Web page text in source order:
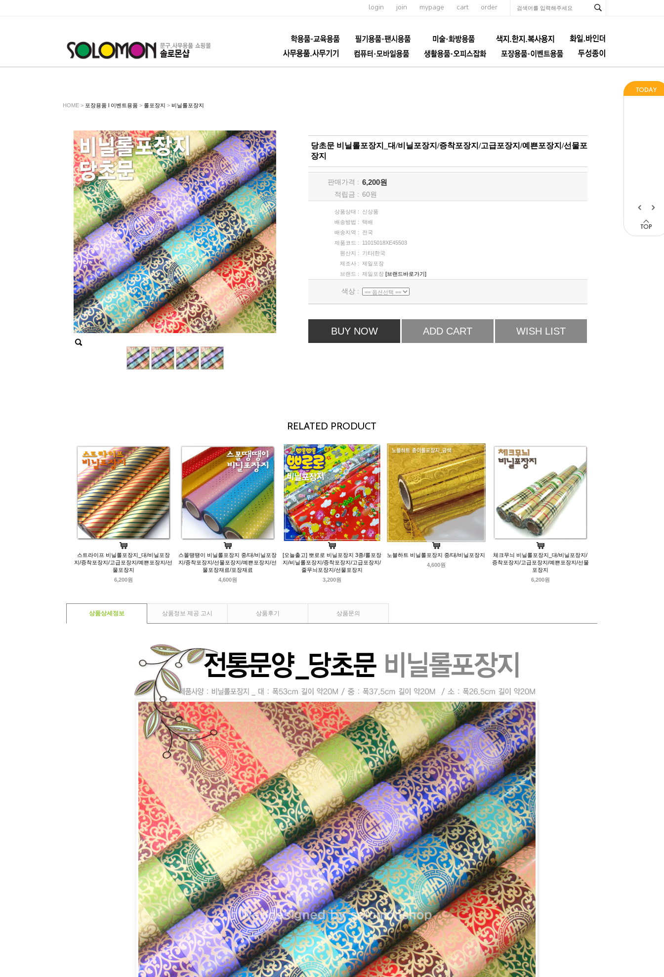
login join mypage cart order
HOME > 포장용품 l 이벤트용품 > 롤포장지 > 비닐롤포장지
당초문 비닐롤포장지_대/비닐포장지/증착포장지/고급포장지/예쁜포장지/선물포
장지
판매가격 : 6,200원
적립금 : 60원
상품상태 :
신상품
배송방법 :
택배
배송지역 :
전국
제품코드 :
11015018XE45503
원산지 :
기타|한국
제조사 : 제일포장
브랜드 : 제일포장 [브랜드바로가기]
색상 :
BUY NOW ADD CART WISH LIST
RELATED PRODUCT
스트라이프 비닐롤포장지_대/비닐포장
지/증착포장지/고급포장지/예쁜포장지/선
물포장지
6,200원
스몰땡땡이 비닐롤포장지 중/대/비닐포장
지/증착포장지/선물포장지/예쁜포장지/선
물포장재료/포장재료
4,600원
[오늘출고] 뽀로로 비닐포장지 3종/롤포장
지/비닐롤포장지/증착포장지/고급포장지/
줄무늬포장지/선물포장지
3,200원
노블하트 비닐롤포장지 중/대/비닐포장지
4,600원
체크무늬 비닐롤포장지_대/비닐포장지/
증착포장지/고급포장지/예쁜포장지/선물
포장지
6,200원
상품상세정보 상품정보 제공 고시 상품후기 상품문의